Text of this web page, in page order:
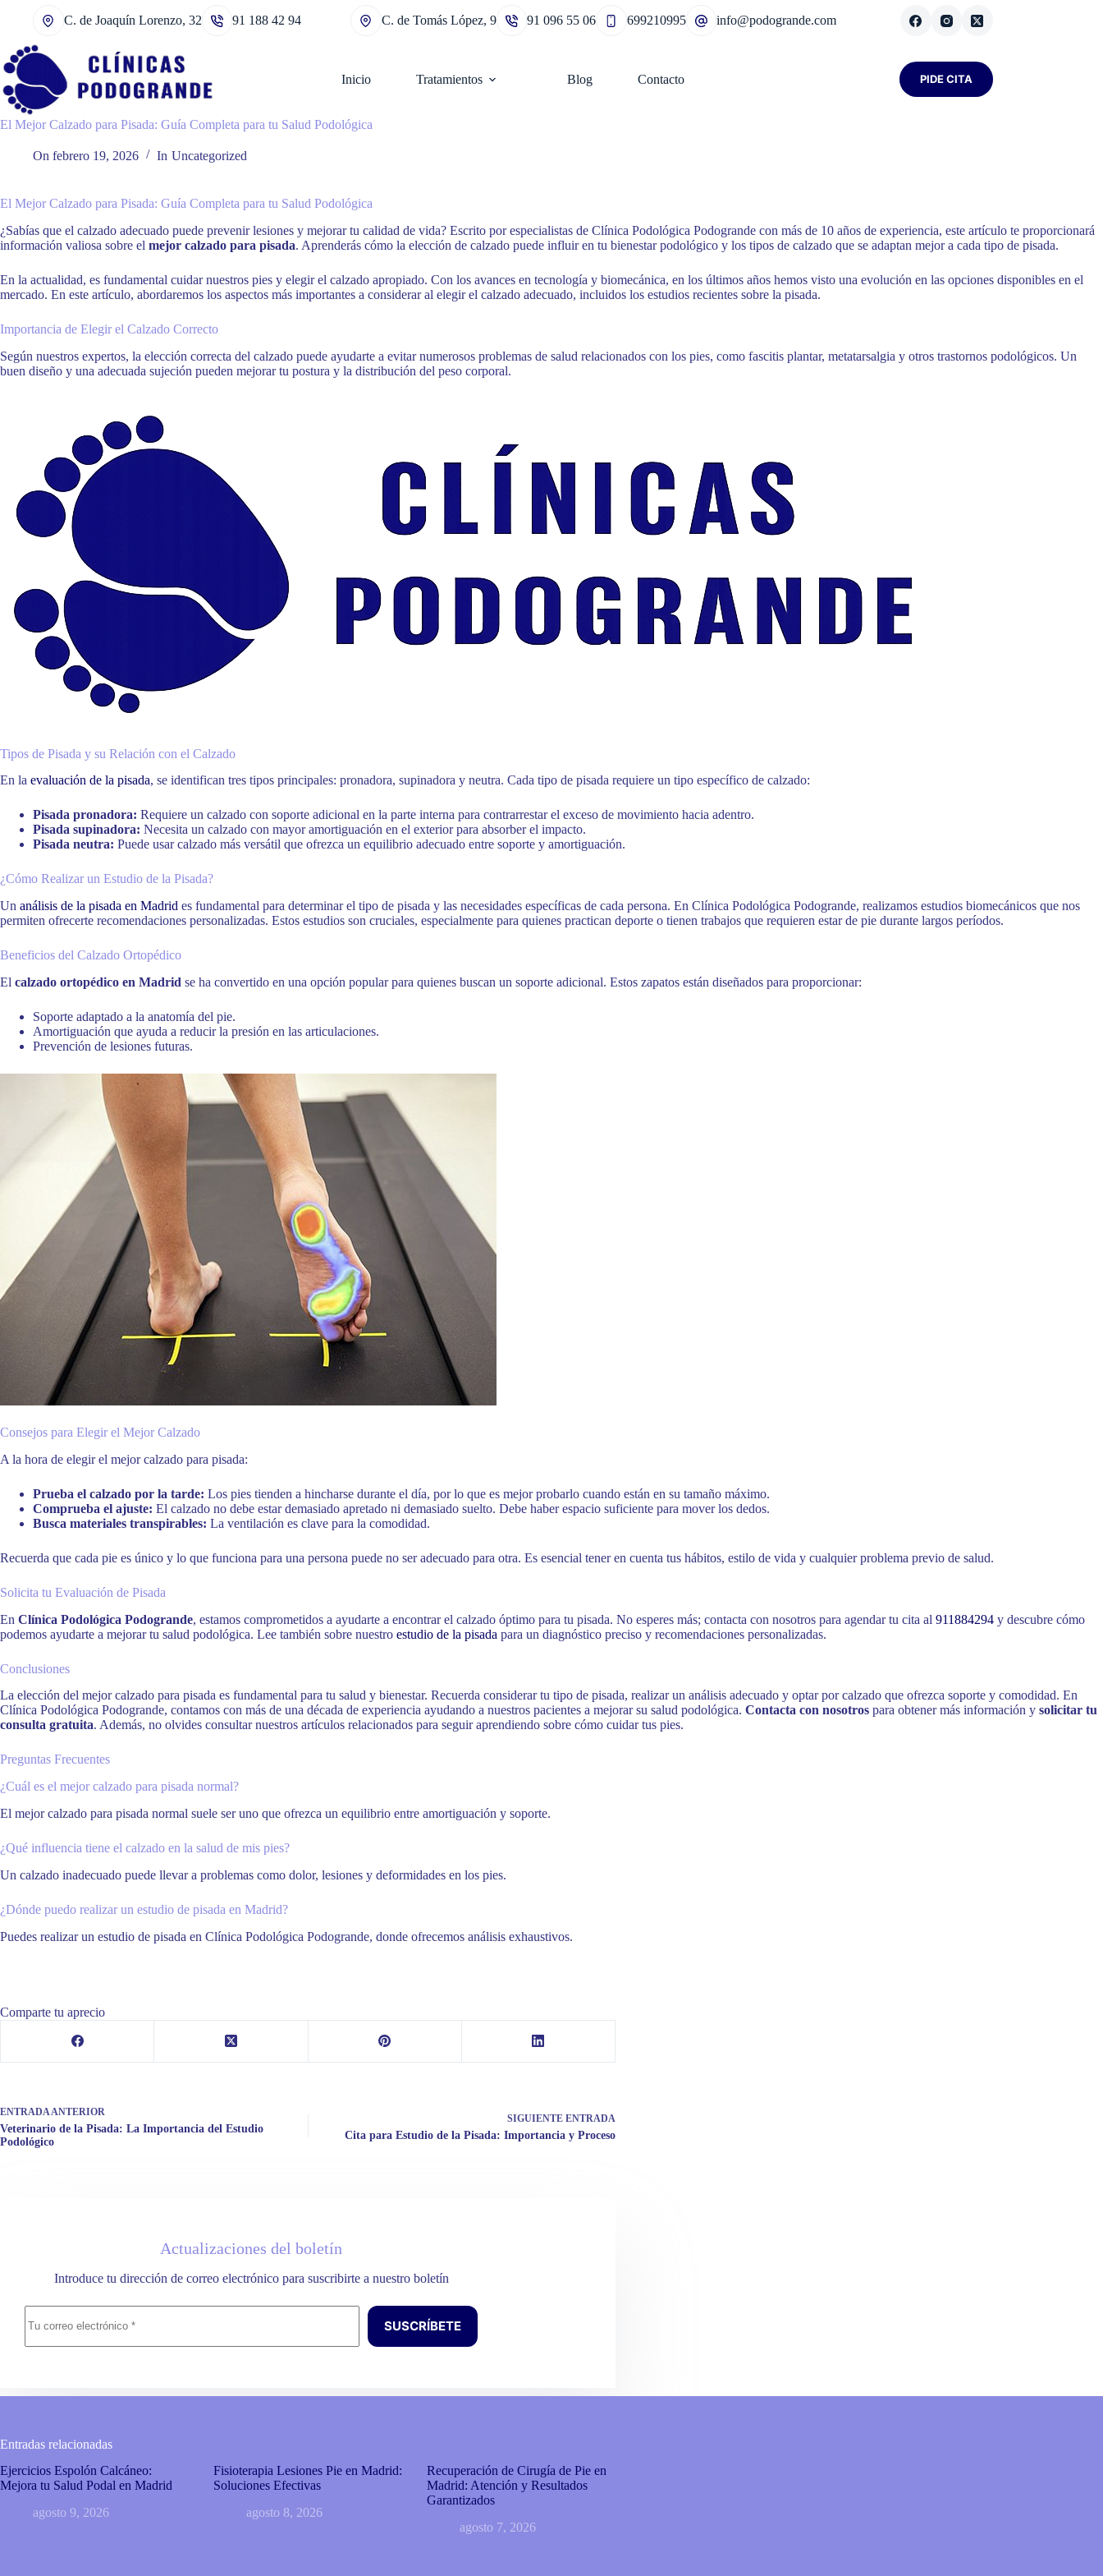
C. de Joaquín Lorenzo, 32 91 188 42 94 C. de Tomás López, 9 91 096 55 06 699210995 info@podogrande.com
Inicio Tratamientos Blog Contacto PIDE CITA
El Mejor Calzado para Pisada: Guía Completa para tu Salud Podológica
On febrero 19, 2026 In Uncategorized
El Mejor Calzado para Pisada: Guía Completa para tu Salud Podológica
¿Sabías que el calzado adecuado puede prevenir lesiones y mejorar tu calidad de vida? Escrito por especialistas de Clínica Podológica Podogrande con más de 10 años de experiencia, este artículo te proporcionará
información valiosa sobre el mejor calzado para pisada. Aprenderás cómo la elección de calzado puede influir en tu bienestar podológico y los tipos de calzado que se adaptan mejor a cada tipo de pisada.
En la actualidad, es fundamental cuidar nuestros pies y elegir el calzado apropiado. Con los avances en tecnología y biomecánica, en los últimos años hemos visto una evolución en las opciones disponibles en el
mercado. En este artículo, abordaremos los aspectos más importantes a considerar al elegir el calzado adecuado, incluidos los estudios recientes sobre la pisada.
Importancia de Elegir el Calzado Correcto
Según nuestros expertos, la elección correcta del calzado puede ayudarte a evitar numerosos problemas de salud relacionados con los pies, como fascitis plantar, metatarsalgia y otros trastornos podológicos. Un
buen diseño y una adecuada sujeción pueden mejorar tu postura y la distribución del peso corporal.
Tipos de Pisada y su Relación con el Calzado
En la evaluación de la pisada, se identifican tres tipos principales: pronadora, supinadora y neutra. Cada tipo de pisada requiere un tipo específico de calzado:
Pisada pronadora: Requiere un calzado con soporte adicional en la parte interna para contrarrestar el exceso de movimiento hacia adentro.
Pisada supinadora: Necesita un calzado con mayor amortiguación en el exterior para absorber el impacto.
Pisada neutra: Puede usar calzado más versátil que ofrezca un equilibrio adecuado entre soporte y amortiguación.
¿Cómo Realizar un Estudio de la Pisada?
Un análisis de la pisada en Madrid es fundamental para determinar el tipo de pisada y las necesidades específicas de cada persona. En Clínica Podológica Podogrande, realizamos estudios biomecánicos que nos
permiten ofrecerte recomendaciones personalizadas. Estos estudios son cruciales, especialmente para quienes practican deporte o tienen trabajos que requieren estar de pie durante largos períodos.
Beneficios del Calzado Ortopédico
El calzado ortopédico en Madrid se ha convertido en una opción popular para quienes buscan un soporte adicional. Estos zapatos están diseñados para proporcionar:
Soporte adaptado a la anatomía del pie.
Amortiguación que ayuda a reducir la presión en las articulaciones.
Prevención de lesiones futuras.
Consejos para Elegir el Mejor Calzado
A la hora de elegir el mejor calzado para pisada:
Prueba el calzado por la tarde: Los pies tienden a hincharse durante el día, por lo que es mejor probarlo cuando están en su tamaño máximo.
Comprueba el ajuste: El calzado no debe estar demasiado apretado ni demasiado suelto. Debe haber espacio suficiente para mover los dedos.
Busca materiales transpirables: La ventilación es clave para la comodidad.
Recuerda que cada pie es único y lo que funciona para una persona puede no ser adecuado para otra. Es esencial tener en cuenta tus hábitos, estilo de vida y cualquier problema previo de salud.
Solicita tu Evaluación de Pisada
En Clínica Podológica Podogrande, estamos comprometidos a ayudarte a encontrar el calzado óptimo para tu pisada. No esperes más; contacta con nosotros para agendar tu cita al 911884294 y descubre cómo
podemos ayudarte a mejorar tu salud podológica. Lee también sobre nuestro estudio de la pisada para un diagnóstico preciso y recomendaciones personalizadas.
Conclusiones
La elección del mejor calzado para pisada es fundamental para tu salud y bienestar. Recuerda considerar tu tipo de pisada, realizar un análisis adecuado y optar por calzado que ofrezca soporte y comodidad. En
Clínica Podológica Podogrande, contamos con más de una década de experiencia ayudando a nuestros pacientes a mejorar su salud podológica. Contacta con nosotros para obtener más información y solicitar tu
consulta gratuita. Además, no olvides consultar nuestros artículos relacionados para seguir aprendiendo sobre cómo cuidar tus pies.
Preguntas Frecuentes
¿Cuál es el mejor calzado para pisada normal?
El mejor calzado para pisada normal suele ser uno que ofrezca un equilibrio entre amortiguación y soporte.
¿Qué influencia tiene el calzado en la salud de mis pies?
Un calzado inadecuado puede llevar a problemas como dolor, lesiones y deformidades en los pies.
¿Dónde puedo realizar un estudio de pisada en Madrid?
Puedes realizar un estudio de pisada en Clínica Podológica Podogrande, donde ofrecemos análisis exhaustivos.
Comparte tu aprecio
ENTRADA ANTERIOR
Veterinario de la Pisada: La Importancia del Estudio
Podológico
SIGUIENTE ENTRADA
Cita para Estudio de la Pisada: Importancia y Proceso
Actualizaciones del boletín
Introduce tu dirección de correo electrónico para suscribirte a nuestro boletín
SUSCRÍBETE
Entradas relacionadas
Ejercicios Espolón Calcáneo:
Mejora tu Salud Podal en Madrid
agosto 9, 2026
Fisioterapia Lesiones Pie en Madrid:
Soluciones Efectivas
agosto 8, 2026
Recuperación de Cirugía de Pie en
Madrid: Atención y Resultados
Garantizados
agosto 7, 2026